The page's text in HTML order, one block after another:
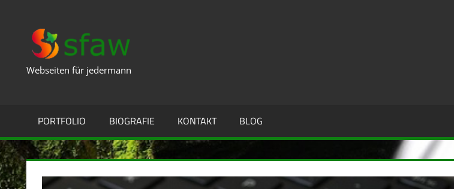
springen
Webseiten für jedermann
PORTFOLIO BIOGRAFIE KONTAKT BLOG